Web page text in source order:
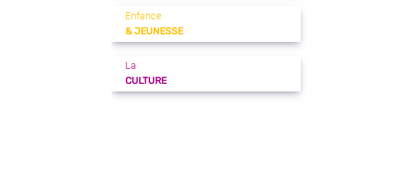
Enfance
& JEUNESSE
La
CULTURE